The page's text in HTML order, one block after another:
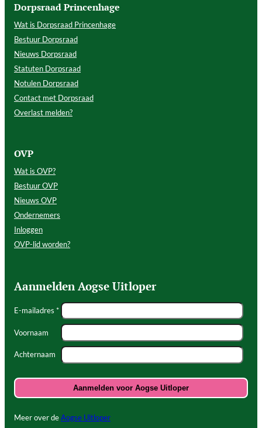
Dorpsraad Princenhage
Wat is Dorpsraad Princenhage
Bestuur Dorpsraad
Nieuws Dorpsraad
Statuten Dorpsraad
Notulen Dorpsraad
Contact met Dorpsraad
Overlast melden?
OVP
Wat is OVP?
Bestuur OVP
Nieuws OVP
Ondernemers
Inloggen
OVP-lid worden?
Aanmelden Aogse Uitloper
E-mailadres *
Voornaam
Achternaam
Meer over deAogse Uitloper